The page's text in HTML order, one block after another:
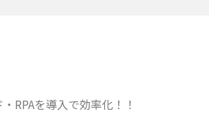
RPAを導入で効率化！！